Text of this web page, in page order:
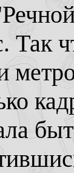
Так